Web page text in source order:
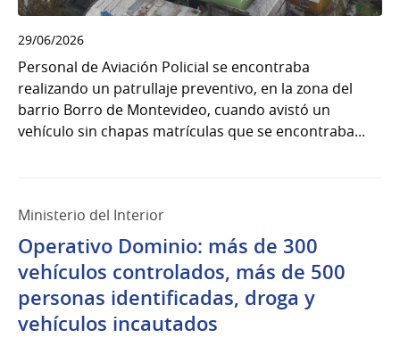
29/06/2026
Personal de Aviación Policial se encontraba
realizando un patrullaje preventivo, en la zona del
barrio Borro de Montevideo, cuando avistó un
vehículo sin chapas matrículas que se encontraba...
Ministerio del Interior
Operativo Dominio: más de 300
vehículos controlados, más de 500
personas identificadas, droga y
vehículos incautados